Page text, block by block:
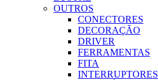
OUTROS
CONECTORES
DECORAÇÃO
DRIVER
FERRAMENTAS
FITA
INTERRUPTORES